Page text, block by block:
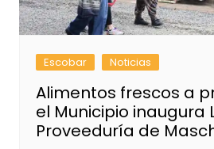
Escobar Noticias
Alimentos frescos a
el Municipio inaugura
Proveeduría de